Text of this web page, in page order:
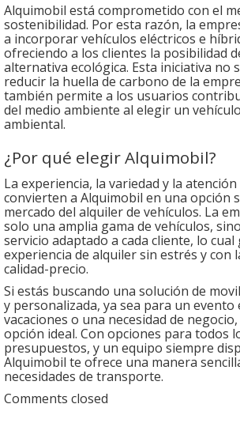
Alquimobil está comprometido con el
sostenibilidad. Por esta razón, la
a incorporar vehículos eléctricos e
ofreciendo a los clientes la posibilidad
alternativa ecológica. Esta iniciativa no
reducir la huella de carbono de la
también permite a los usuarios
del medio ambiente al elegir un
ambiental.
¿Por qué elegir Alquimobil?
La experiencia, la variedad y la
convierten a Alquimobil en una opción
mercado del alquiler de vehículos. La
solo una amplia gama de vehículos,
servicio adaptado a cada cliente, lo
experiencia de alquiler sin estrés y con
calidad-precio.
Si estás buscando una solución de
y personalizada, ya sea para un evento
vacaciones o una necesidad de negocio,
opción ideal. Con opciones para todos
presupuestos, y un equipo siempre
Alquimobil te ofrece una manera
necesidades de transporte.
Comments closed